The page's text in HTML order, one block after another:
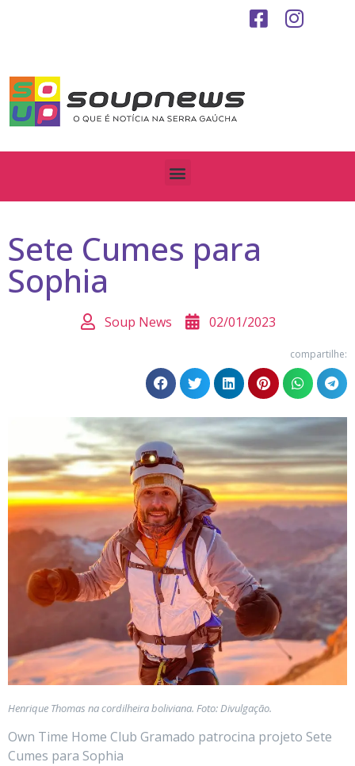
Sete Cumes para
Sophia
Soup News 02/01/2023
compartilhe:
Henrique Thomas na cordilheira boliviana. Foto: Divulgação.
Own Time Home Club Gramado patrocina projeto Sete
Cumes para Sophia